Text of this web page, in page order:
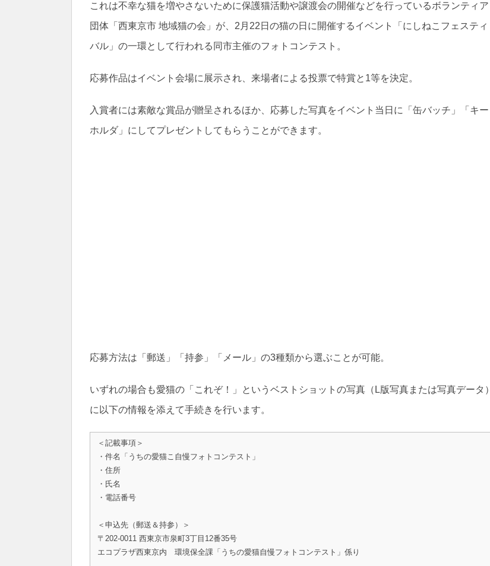
これは不幸な猫を増やさないために保護猫活動や譲渡会の開催などを行っているボランティア
団体「西東京市 地域猫の会」が、2月22日の猫の日に開催するイベント「にしねこフェスティ
バル」の一環として行われる同市主催のフォトコンテスト。
応募作品はイベント会場に展示され、来場者による投票で特賞と1等を決定。
入賞者には素敵な賞品が贈呈されるほか、応募した写真をイベント当日に「缶バッチ」「キー
ホルダ」にしてプレゼントしてもらうことができます。
応募方法は「郵送」「持参」「メール」の3種類から選ぶことが可能。
いずれの場合も愛猫の「これぞ！」というベストショットの写真（L版写真または写真データ）
に以下の情報を添えて手続きを行います。
＜記載事項＞
・件名「うちの愛猫こ自慢フォトコンテスト」
・住所
・氏名
・電話番号
＜申込先（郵送＆持参）＞
〒202-0011 西東京市泉町3丁目12番35号
エコプラザ西東京内 環境保全課「うちの愛猫自慢フォトコンテスト」係り